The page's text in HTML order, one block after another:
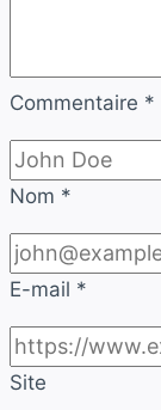
Commentaire *
Nom *
E-mail *
Site